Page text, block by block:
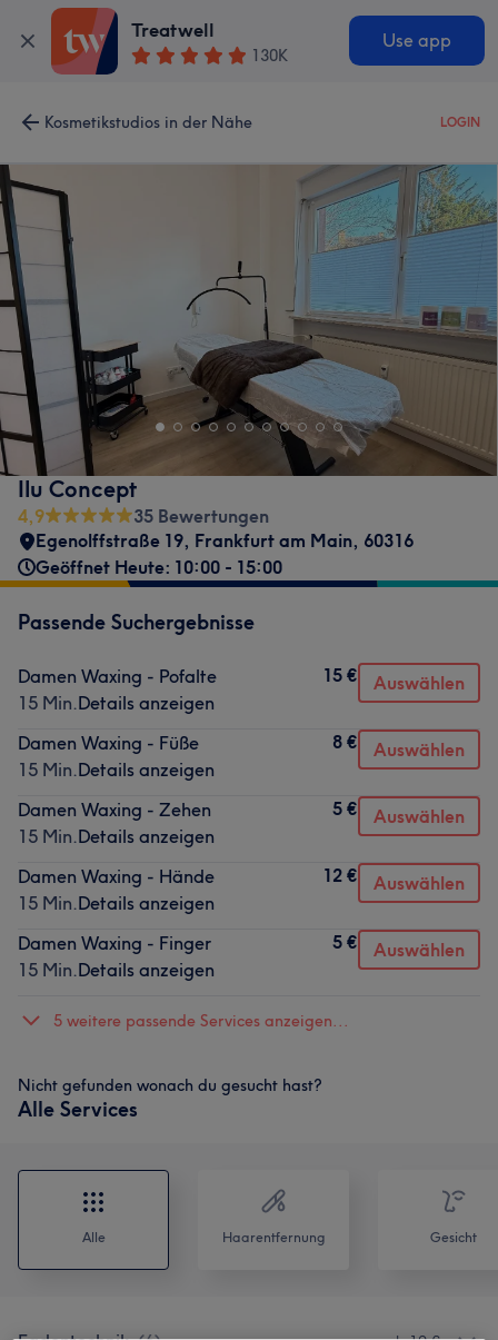
Treatwell
130K
Use app
Kosmetikstudios in der Nähe LOGIN
Ilu Concept
4,9
35 Bewertungen
Egenolffstraße 19, Frankfurt am Main, 60316
Geöffnet Heute: 10:00 - 15:00
Passende Suchergebnisse
Damen Waxing - Pofalte
15 Min.Details anzeigen
15 € Auswählen
Damen Waxing - Füße
15 Min.Details anzeigen
8 € Auswählen
Damen Waxing - Zehen
15 Min.Details anzeigen
5 € Auswählen
Damen Waxing - Hände
15 Min.Details anzeigen
12 € Auswählen
Damen Waxing - Finger
15 Min.Details anzeigen
5 € Auswählen
5 weitere passende Services anzeigen...
Nicht gefunden wonach du gesucht hast?
Alle Services
Alle Haarentfernung Gesicht